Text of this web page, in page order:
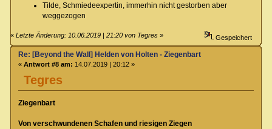
Tilde, Schmiedeexpertin, immerhin nicht gestorben aber
weggezogen
«Letzte Änderung: 10.06.2019 | 21:20 von Tegres » Gespeichert
Tegres
Re: [Beyond the Wall] Helden von Holten - Ziegenbart
« Antwort #8 am: 14.07.2019 | 20:12 »
Ziegenbart
Von verschwundenen Schafen und riesigen Ziegen